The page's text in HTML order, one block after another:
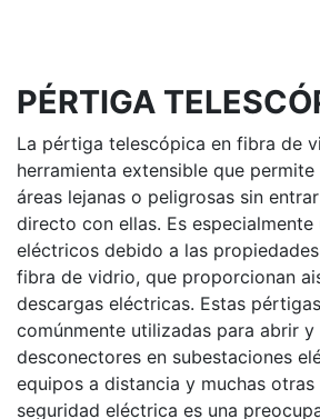
PÉRTIGA
La pértiga telescópica en fibra de
herramienta extensible que
áreas lejanas o peligrosas sin
directo con ellas. Es
eléctricos debido a las
fibra de vidrio, que proporcionan
descargas eléctricas. Estas
comúnmente utilizadas para abrir y
desconectores en subestaciones
equipos a distancia y muchas
seguridad eléctrica es una